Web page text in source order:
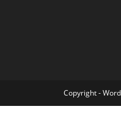
Copyright -